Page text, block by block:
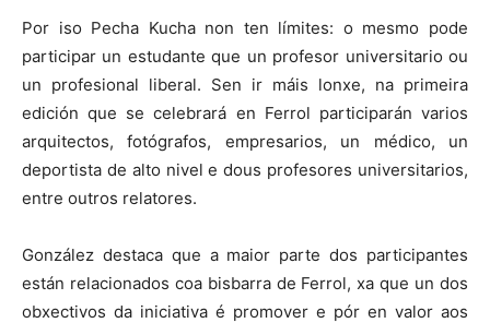
Por iso Pecha Kucha non ten límites: o mesmo pode
participar un estudante que un profesor universitario ou
un profesional liberal. Sen ir máis lonxe, na primeira
edición que se celebrará en Ferrol participarán varios
arquitectos, fotógrafos, empresarios, un médico, un
deportista de alto nivel e dous profesores universitarios,
entre outros relatores.
González destaca que a maior parte dos participantes
están relacionados coa bisbarra de Ferrol, xa que un dos
obxectivos da iniciativa é promover e pór en valor aos